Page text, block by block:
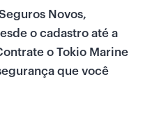
Novos,
o cadastro até a
o Tokio Marine
que você